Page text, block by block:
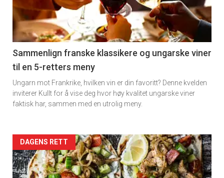
nå
-
5
Sammenlign franske klassikere og ungarske viner
til en 5-retters meny
Ungarn mot Frankrike, hvilken vin er din favoritt? Denne kvelden
inviterer Kullt for å vise deg hvor høy kvalitet ungarske viner
faktisk har, sammen med en utrolig meny.
Forsiden
akkurat
DAGENS RETT